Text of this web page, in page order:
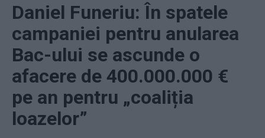
Daniel Funeriu: În spatele
campaniei pentru anularea
Bac-ului se ascunde o
afacere de 400.000.000 €
pe an pentru „coaliția
loazelor”